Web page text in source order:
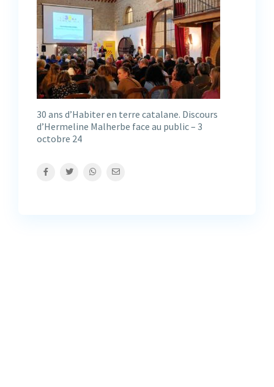
30 ans d’Habiter en terre catalane. Discours
d’Hermeline Malherbe face au public – 3
octobre 24